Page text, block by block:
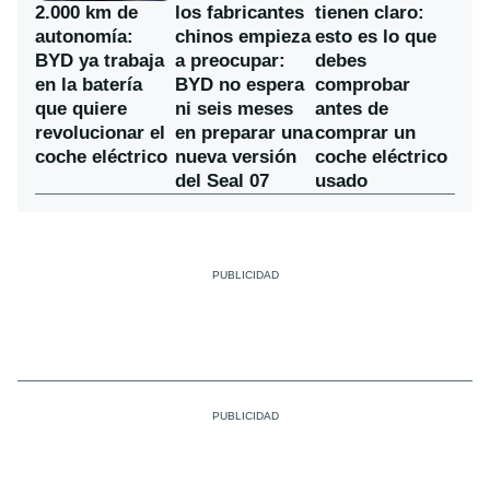
2.000 km de
autonomía:
BYD ya trabaja
en la batería
que quiere
revolucionar el
coche eléctrico
los fabricantes
chinos empieza
a preocupar:
BYD no espera
ni seis meses
en preparar una
nueva versión
del Seal 07
tienen claro:
esto es lo que
debes
comprobar
antes de
comprar un
coche eléctrico
usado